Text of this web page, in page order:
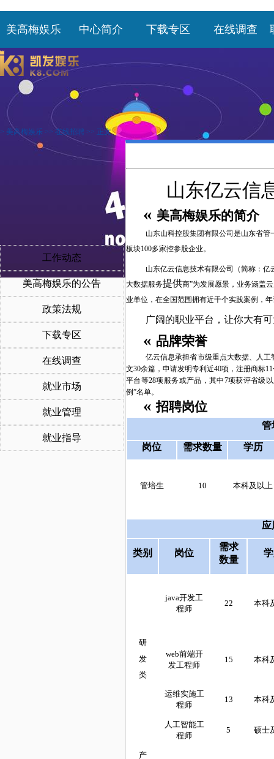
美高梅娱乐 中心简介 下载专区 在线调查
> 美高梅娱乐 >> 在线招聘 >> 正文
工作动态
美高梅娱乐的公告
政策法规
下载专区
在线调查
就业市场
就业管理
就业指导
山东亿云信
« 美高梅娱乐的简介
山东山科控股集团有限公司是山东省
板块100多家控参股企业。
山东亿云信息技术有限公司（简称：亿
大数据服务提供商”为发展愿景，业务涵盖
业单位，在全国范围拥有近千个实践案例，
广阔的职业平台，让你大有
« 品牌荣誉
亿云信息承担省市级重点大数据、人
文30余篇，申请发明专利近40项，注册商标
平台等28项服务或产品，其中7项获评省级
例”名单。
«招聘岗位
管
岗位 需求数量 学历
管培生 10 本科及以上
应
类别 岗位
需求
数量
研
发
类
java开发工
程师
22 本科
web前端开
发工程师
15 本科
运维实施工
程师
13 本科
人工智能工
程师
5 硕士
产